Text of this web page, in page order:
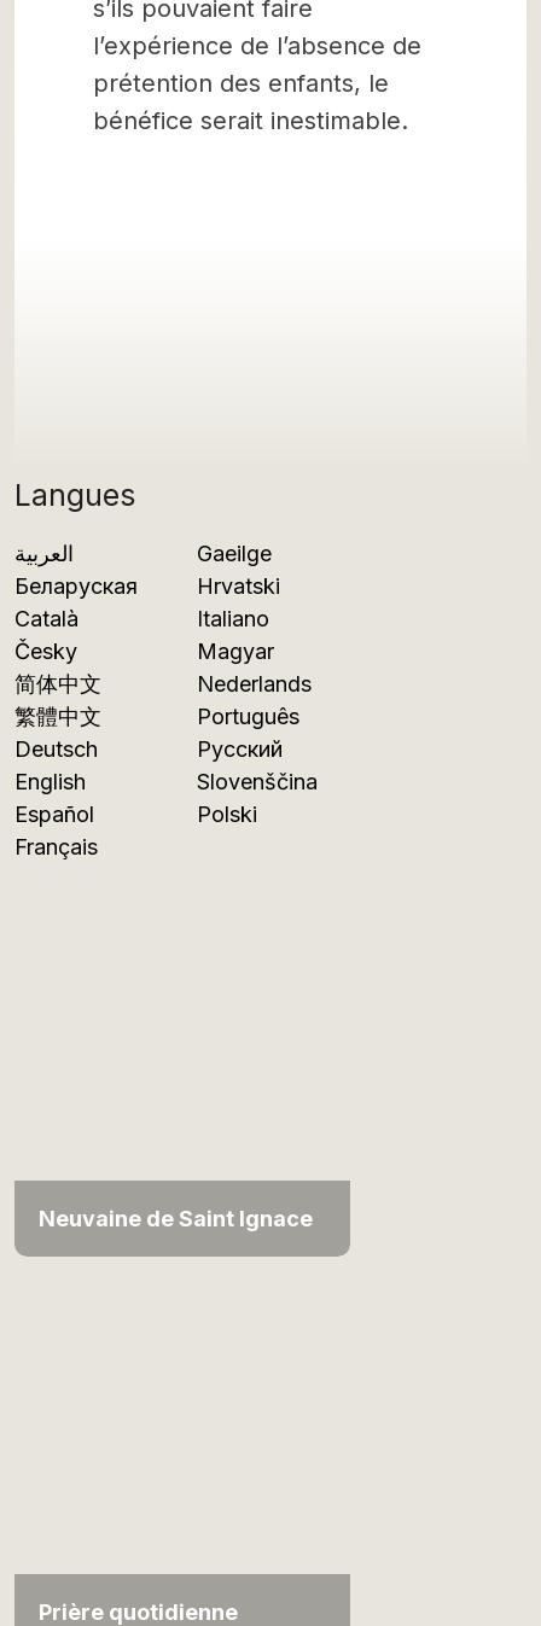
Langues
العربية
Беларуская
Català
Česky
简体中文
繁體中文
Deutsch
English
Español
Français
Gaeilge
Hrvatski
Italiano
Magyar
Nederlands
Português
Русский
Slovenščina
Polski
Neuvaine de Saint Ignace
Prière quotidienne
s’ils pouvaient faire
l’expérience de l’absence de
prétention des enfants, le
bénéfice serait inestimable.